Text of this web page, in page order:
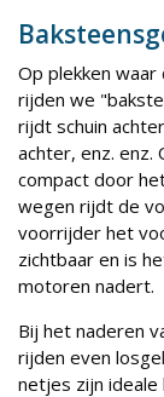
Op plekken
rijden we
rijdt schuin
achter, enz. enz.
compact door
wegen rijdt de
voorrijder het
zichtbaar en is
motoren nadert.
Bij het naderen
rijden even
netjes zijn ideale